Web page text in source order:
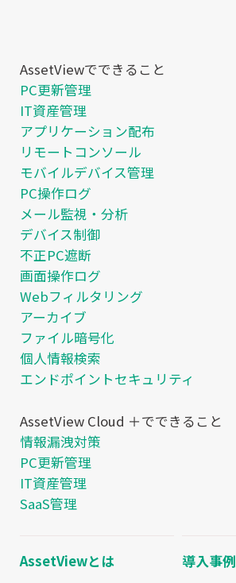
AssetViewでできること
PC更新管理
IT資産管理
アプリケーション配布
リモートコンソール
モバイルデバイス管理
PC操作ログ
メール監視・分析
デバイス制御
不正PC遮断
画面操作ログ
Webフィルタリング
アーカイブ
ファイル暗号化
個人情報検索
エンドポイントセキュリティ
AssetView Cloud ＋でできること
情報漏洩対策
PC更新管理
IT資産管理
SaaS管理
AssetViewとは 導入事例